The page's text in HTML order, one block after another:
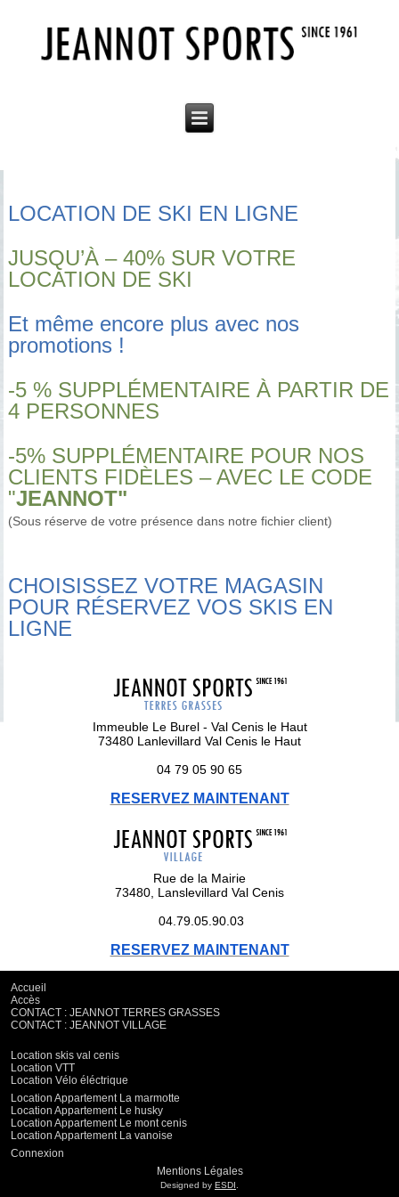
LOCATION DE SKI EN LIGNE
JUSQU’À – 40% SUR VOTRE
LOCATION DE SKI
Et même encore plus avec nos
promotions !
-5 % SUPPLÉMENTAIRE À PARTIR DE
4 PERSONNES
-5% SUPPLÉMENTAIRE POUR NOS
CLIENTS FIDÈLES – AVEC LE CODE
"JEANNOT"
(Sous réserve de votre présence dans notre fichier client)
CHOISISSEZ VOTRE MAGASIN
POUR RÉSERVEZ VOS SKIS EN
LIGNE
Immeuble Le Burel - Val Cenis le Haut
73480 Lanlevillard Val Cenis le Haut
04 79 05 90 65
RESERVEZ MAINTENANT
Rue de la Mairie
73480, Lanslevillard Val Cenis
04.79.05.90.03
RESERVEZ MAINTENANT
Accueil
Accès
CONTACT : JEANNOT TERRES GRASSES
CONTACT : JEANNOT VILLAGE
Location skis val cenis
Location VTT
Location Vélo éléctrique
Location Appartement La marmotte
Location Appartement Le husky
Location Appartement Le mont cenis
Location Appartement La vanoise
Connexion
Mentions Légales
Designed by ESDI